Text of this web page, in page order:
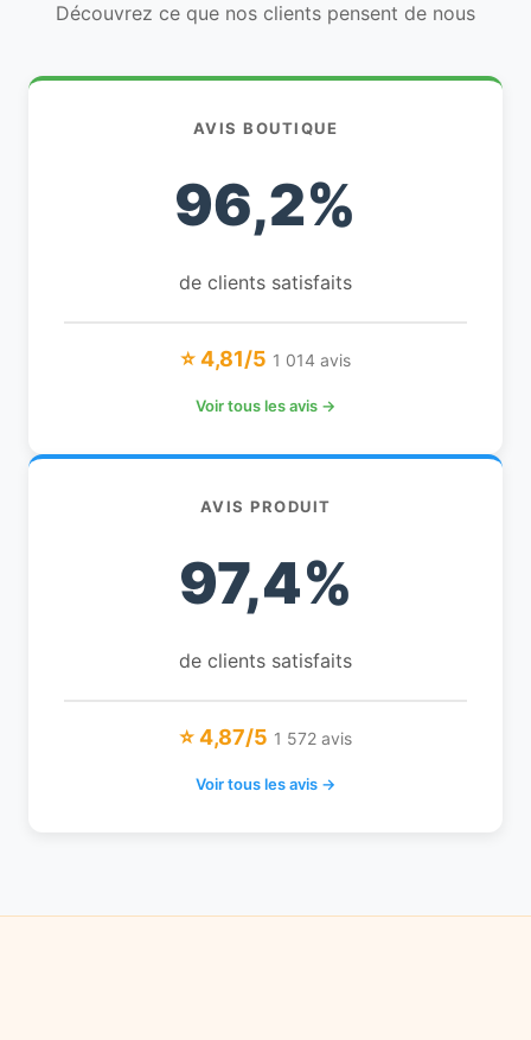
Découvrez ce que nos clients pensent de nous
AVIS BOUTIQUE
96,2%
de clients satisfaits
⭐ 4,81/5 1 014 avis
Voir tous les avis →
AVIS PRODUIT
97,4%
de clients satisfaits
⭐ 4,87/5 1 572 avis
Voir tous les avis →